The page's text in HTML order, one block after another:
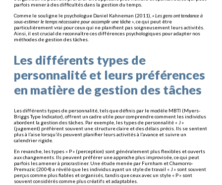
parfois mener à des difficultés dans la gestion du temps.
Comme le souligne le psychologue Daniel Kahneman (2011), « Les gens ont tendance à
sous-estimer le temps nécessaire pour accomplir une tâche » , ce qui peut être
particulièrement vrai pour ceux qui ne planifient pas soigneusement leurs activités.
Ainsi, il est crucial de reconnaître ces différences psychologiques pour adapter nos
méthodes de gestion des tâches.
Les différents types de
personnalité et leurs préférences
en matière de gestion des tâches
Les différents types de personnalité, tels que définis par le modèle MBTI (Myers-
Briggs Type Indicator), offrent un cadre utile pour comprendre comment les individus
abordent la gestion des tâches. Par exemple, les types de personnalité « J »
(jugement) préfèrent souvent une structure claire et des délais précis. Ils se sentent
plus à l’aise lorsqu’ils peuvent planifier leurs activités à l’avance et suivre un
calendrier rigide.
En revanche, les types « P » (perception) sont généralement plus flexibles et ouverts
aux changements. Ils peuvent préférer une approche plus improvisée, ce qui peut
parfois les amener à procrastiner. Une étude menée par Furnham et Chamorro-
Premuzic (2004) a révélé que les individus ayant un style de travail « J » sont souvent
perçus comme plus fiables et organisés, tandis que ceux avec un style « P » sont
souvent considérés comme plus créatifs et adaptables.